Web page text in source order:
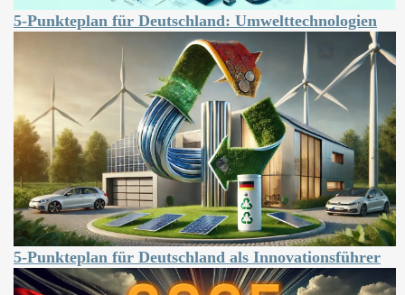
5-Punkteplan für Deutschland: Umwelttechnologien
5-Punkteplan für Deutschland als Innovationsführer